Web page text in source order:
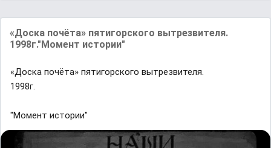
«Доска почёта» пятигорского вытрезвителя.
1998г."Момент истории"
«Доска почёта» пятигорского вытрезвителя.
1998г.
"Момент истории"